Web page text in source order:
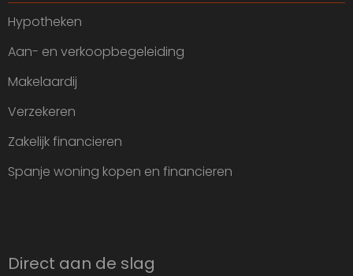
Hypotheken
Aan- en verkoopbegeleiding
Makelaardij
Verzekeren
Zakelijk financieren
Spanje woning kopen en financieren
Direct aan de slag